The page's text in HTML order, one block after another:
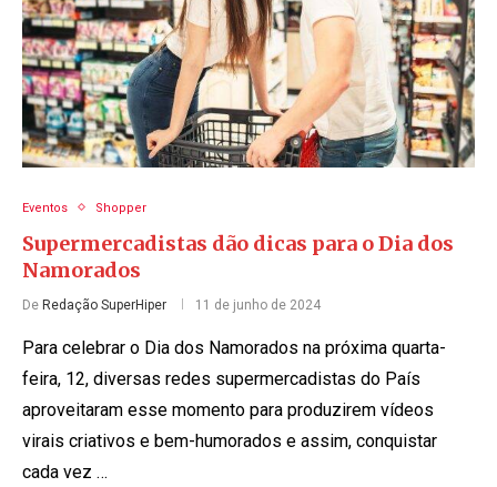
Eventos Shopper
Supermercadistas dão dicas para o Dia dos
Namorados
De Redação SuperHiper 11 de junho de 2024
Para celebrar o Dia dos Namorados na próxima quarta-
feira, 12, diversas redes supermercadistas do País
aproveitaram esse momento para produzirem vídeos
virais criativos e bem-humorados e assim, conquistar
cada vez …